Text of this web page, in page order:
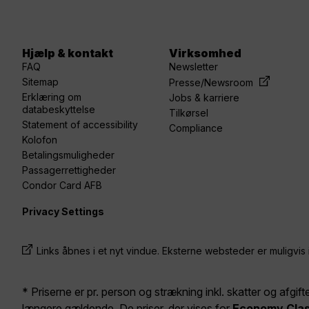
Hjælp & kontakt
FAQ
Sitemap
Erklæring om
databeskyttelse
Statement of accessibility
Kolofon
Betalingsmuligheder
Passagerrettigheder
Condor Card AFB
Virksomhed
Newsletter
Presse/Newsroom
Jobs & karriere
Tilkørsel
Compliance
Privacy Settings
Links åbnes i et nyt vindue. Eksterne websteder er
* Priserne er pr. person og strækning inkl. skatter og